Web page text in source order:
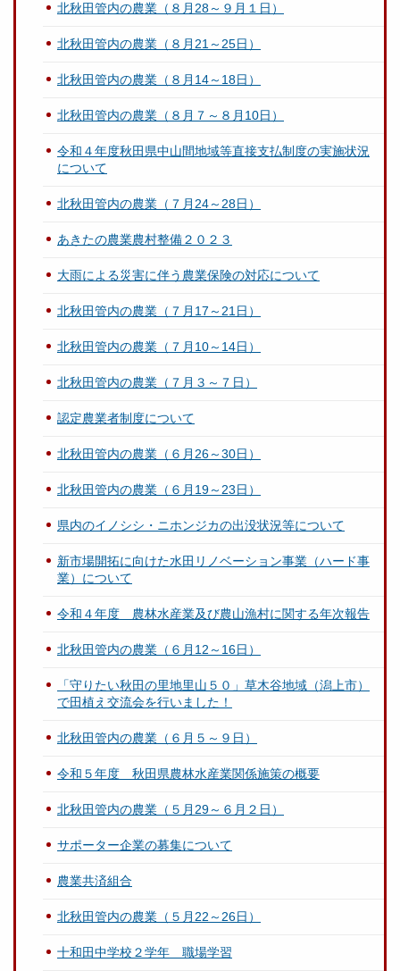
北秋田管内の農業（８月28～９月１日）
北秋田管内の農業（８月21～25日）
北秋田管内の農業（８月14～18日）
北秋田管内の農業（８月７～８月10日）
令和４年度秋田県中山間地域等直接支払制度の実施状況
について
北秋田管内の農業（７月24～28日）
あきたの農業農村整備２０２３
大雨による災害に伴う農業保険の対応について
北秋田管内の農業（７月17～21日）
北秋田管内の農業（７月10～14日）
北秋田管内の農業（７月３～７日）
認定農業者制度について
北秋田管内の農業（６月26～30日）
北秋田管内の農業（６月19～23日）
県内のイノシシ・ニホンジカの出没状況等について
新市場開拓に向けた水田リノベーション事業（ハード事
業）について
令和４年度 農林水産業及び農山漁村に関する年次報告
北秋田管内の農業（６月12～16日）
「守りたい秋田の里地里山５０」草木谷地域（潟上市）
で田植え交流会を行いました！
北秋田管内の農業（６月５～９日）
令和５年度 秋田県農林水産業関係施策の概要
北秋田管内の農業（５月29～６月２日）
サポーター企業の募集について
農業共済組合
北秋田管内の農業（５月22～26日）
十和田中学校２学年 職場学習